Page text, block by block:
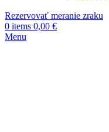
Rezervovať meranie zraku
0 items 0,00 €
Menu